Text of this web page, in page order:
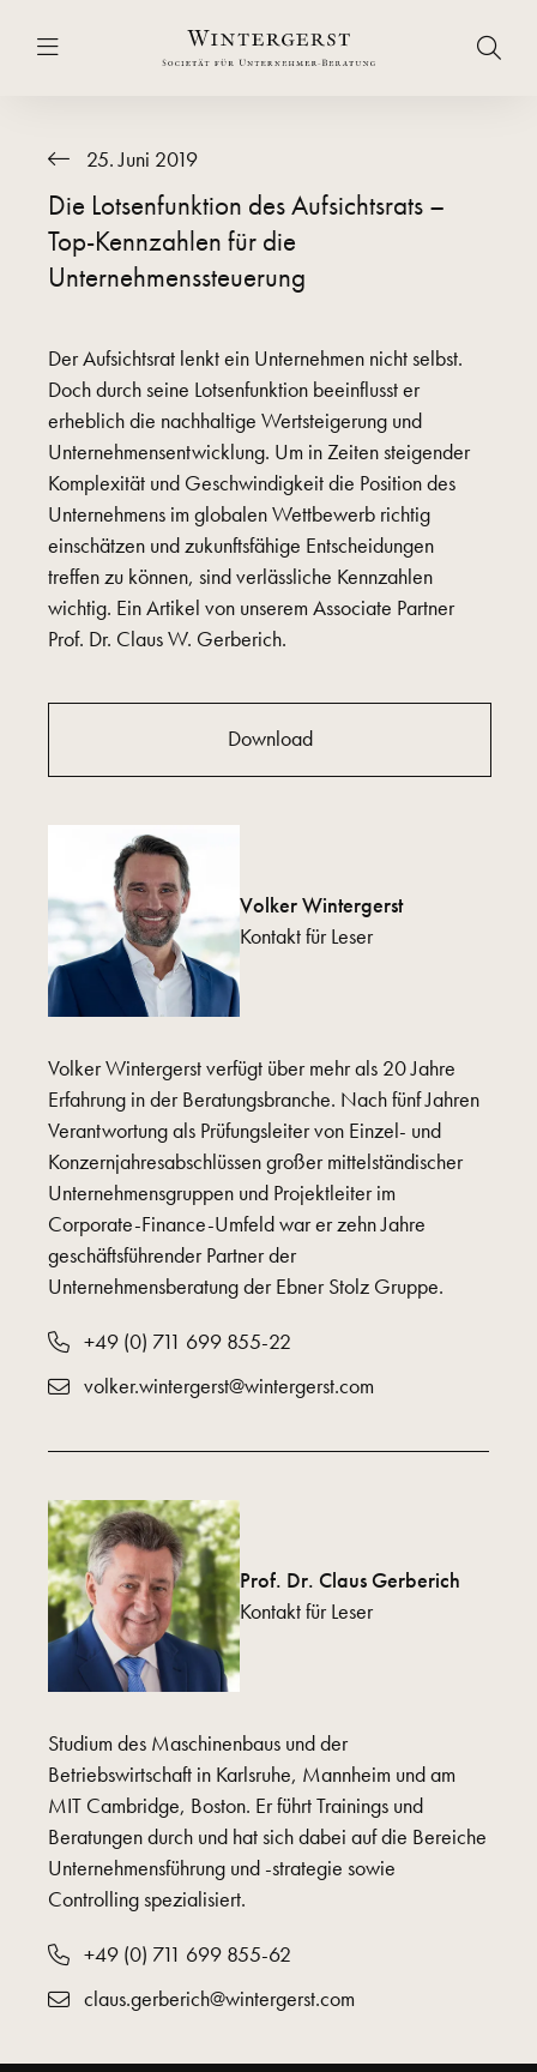
25. Juni 2019
Die Lotsenfunktion des Aufsichtsrats –
Top-Kennzahlen für die
Unternehmenssteuerung
Der Aufsichtsrat lenkt ein Unternehmen nicht selbst.
Doch durch seine Lotsenfunktion beeinflusst er
erheblich die nachhaltige Wertsteigerung und
Unternehmensentwicklung. Um in Zeiten steigender
Komplexität und Geschwindigkeit die Position des
Unternehmens im globalen Wettbewerb richtig
einschätzen und zukunftsfähige Entscheidungen
treffen zu können, sind verlässliche Kennzahlen
wichtig. Ein Artikel von unserem Associate Partner
Prof. Dr. Claus W. Gerberich.
Download
Volker Wintergerst
Kontakt für Leser
Volker Wintergerst verfügt über mehr als 20 Jahre
Erfahrung in der Beratungsbranche. Nach fünf Jahren
Verantwortung als Prüfungsleiter von Einzel- und
Konzernjahresabschlüssen großer mittelständischer
Unternehmensgruppen und Projektleiter im
Corporate-Finance-Umfeld war er zehn Jahre
geschäftsführender Partner der
Unternehmensberatung der Ebner Stolz Gruppe.
+49 (0) 711 699 855-22
volker.wintergerst@wintergerst.com
Prof. Dr. Claus Gerberich
Kontakt für Leser
Studium des Maschinenbaus und der
Betriebswirtschaft in Karlsruhe, Mannheim und am
MIT Cambridge, Boston. Er führt Trainings und
Beratungen durch und hat sich dabei auf die Bereiche
Unternehmensführung und -strategie sowie
Controlling spezialisiert.
+49 (0) 711 699 855-62
claus.gerberich@wintergerst.com